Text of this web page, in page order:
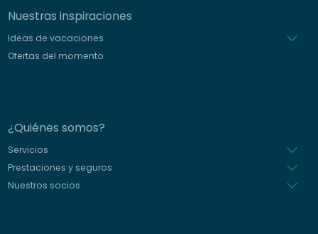
Nuestras inspiraciones
Ideas de vacaciones
Ofertas del momento
¿Quiénes somos?
Servicios
Prestaciones y seguros
Nuestros socios